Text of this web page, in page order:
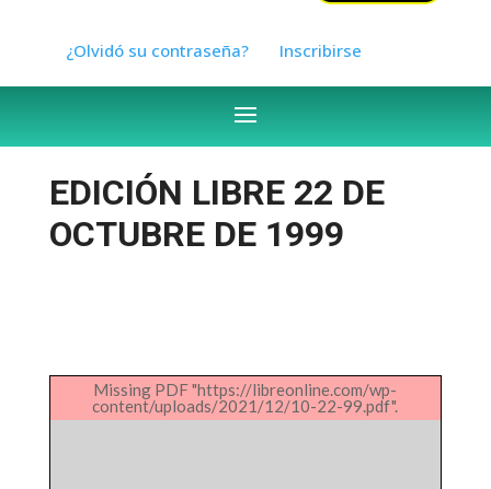
¿Olvidó su contraseña? Inscribirse
EDICIÓN LIBRE 22 DE
OCTUBRE DE 1999
Missing PDF "https://libreonline.com/wp-
content/uploads/2021/12/10-22-99.pdf".